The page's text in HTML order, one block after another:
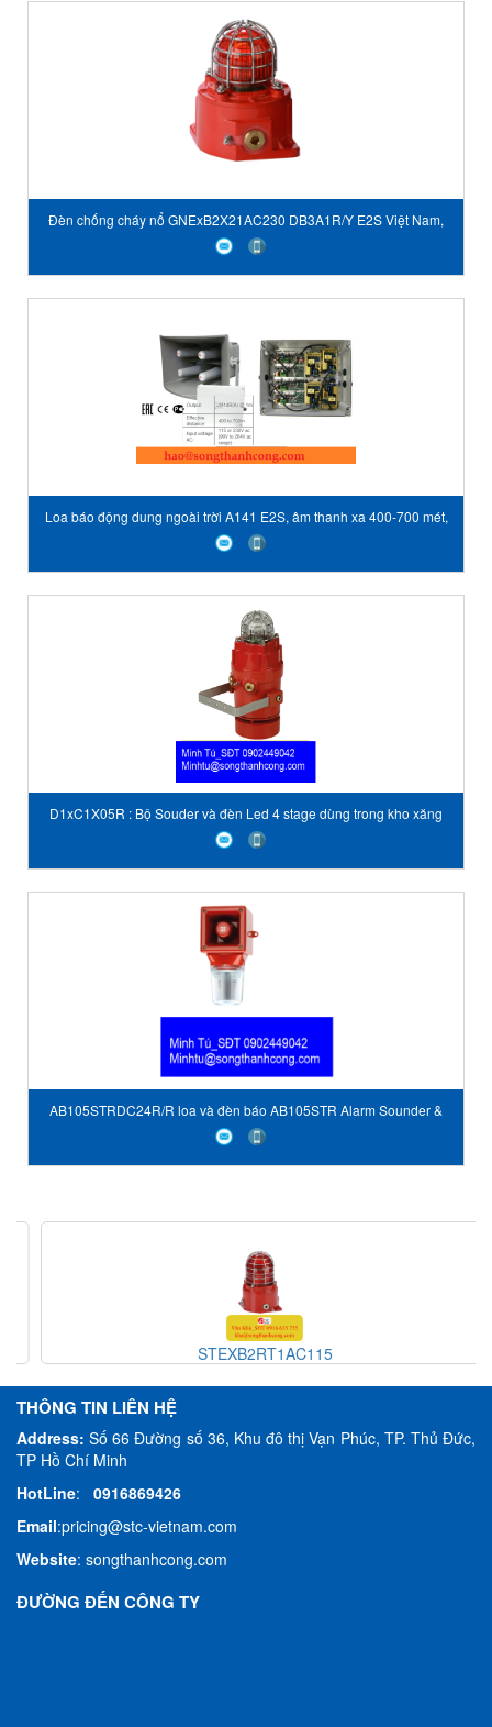
Đèn chống cháy nổ GNExB2X21AC230 DB3A1R/Y E2S Việt Nam,
Song thành công đại lý độc quyền
Loa báo động dung ngoài trời A141 E2S, âm thanh xa 400-700 mét,
chất liệu nhựa, điện áp 115 -230 VAC
D1xC1X05R : Bộ Souder và đèn Led 4 stage dùng trong kho xăng
AB105STRDC24R/R loa và đèn báo AB105STR Alarm Sounder &
Xenon Strobe
STEXB2RT1AC115
THÔNG TIN LIÊN HỆ
Address:Số 66 Đường số 36, Khu đô thị Vạn Phúc, TP. Thủ Đức,
TP Hồ Chí Minh
HotLine: 0916869426
Email:pricing@stc-vietnam.com
Website: songthanhcong.com
ĐƯỜNG ĐẾN CÔNG TY